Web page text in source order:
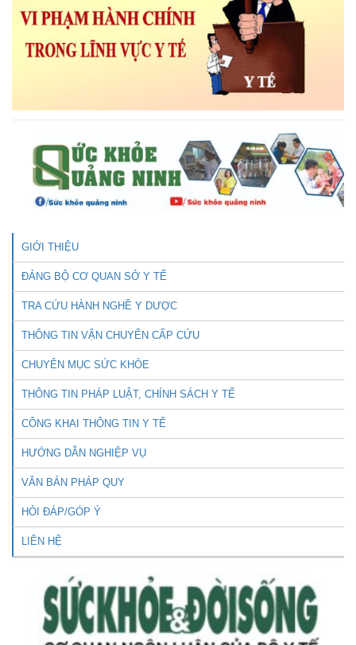
GIỚI THIỆU
ĐẢNG BỘ CƠ QUAN SỞ Y TẾ
TRA CỨU HÀNH NGHỀ Y DƯỢC
THÔNG TIN VẬN CHUYỂN CẤP CỨU
CHUYÊN MỤC SỨC KHỎE
THÔNG TIN PHÁP LUẬT, CHÍNH SÁCH Y TẾ
CÔNG KHAI THÔNG TIN Y TẾ
HƯỚNG DẪN NGHIỆP VỤ
VĂN BẢN PHÁP QUY
HỎI ĐÁP/GÓP Ý
LIÊN HỆ